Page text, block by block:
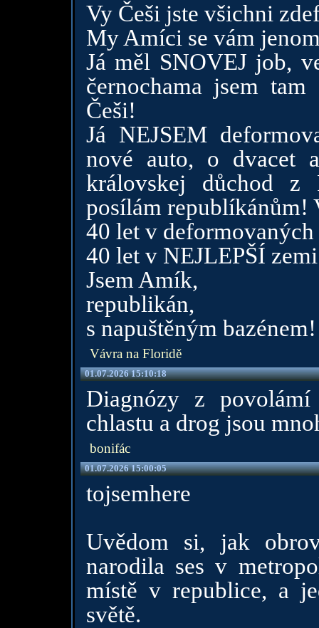
Vy Češi jste všichni
My Amíci se vám
Já měl SNOVEJ job,
černochama jsem
Češi!
Já NEJSEM
nové auto, o dvacet
královskej důchod z
posílám republíkánům!
40 let v deformovaných
40 let v NEJLEPŠÍ
Jsem Amík,
republikán,
s napuštěným bazénem!
Vávra na Floridě
01.07.2026 15:10:18
Diagnózy z
chlastu a drog jsou
bonifác
01.07.2026 15:00:05
tojsemhere
Uvědom si, jak
narodila ses v
místě v republice, a
světě.